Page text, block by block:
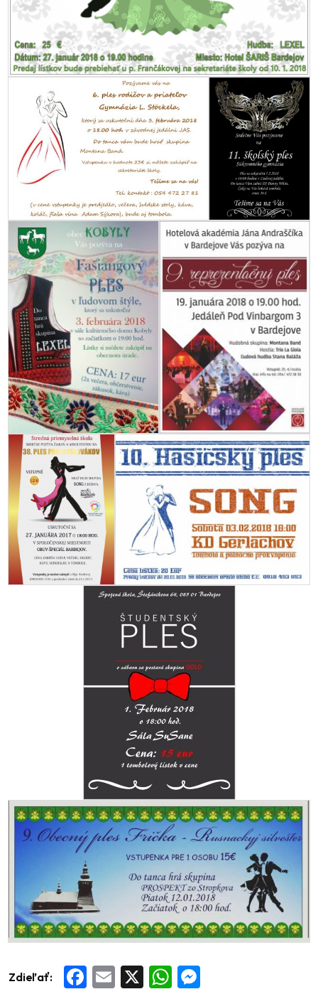
Zdieľať: Facebook
Email WhatsApp